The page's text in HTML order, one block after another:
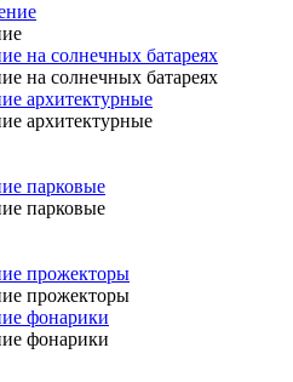
на солнечных батареях
на солнечных батареях
архитектурные
архитектурные
парковые
парковые
прожекторы
прожекторы
фонарики
фонарики